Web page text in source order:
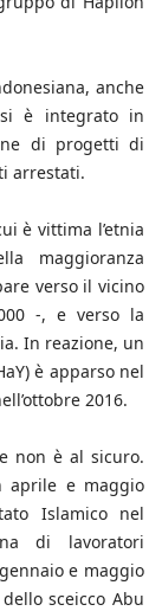
anche
è integrato in
di progetti di
arrestati.
è vittima l’etnia
maggioranza
verso il vicino
-, e verso la
In reazione, un
è apparso nel
2016.
non è al sicuro.
aprile e maggio
Islamico nel
di lavoratori
e maggio
sceicco Abu